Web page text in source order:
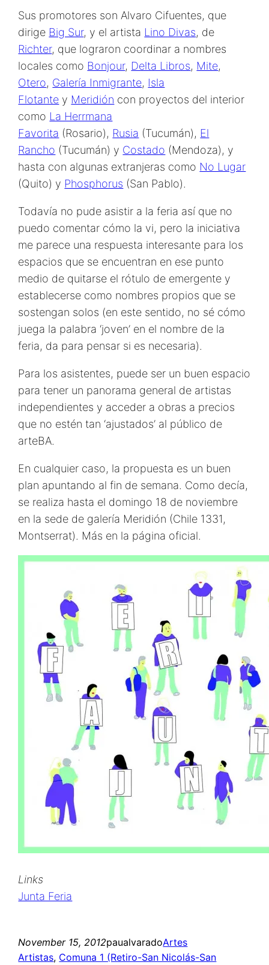
Sus promotores son Alvaro Cifuentes, que
dirige Big Sur, y el artista Lino Divas, de
Richter, que lograron coordinar a nombres
locales como Bonjour, Delta Libros, Mite,
Otero, Galería Inmigrante, Isla
Flotante y Meridión con proyectos del interior
como La Herrmana
Favorita (Rosario), Rusia (Tucumán), El
Rancho (Tucumán) y Costado (Mendoza), y
hasta con algunas extranjeras como No Lugar
(Quito) y Phosphorus (San Pablo).
Todavía no pude asistir a la feria así que no
puedo comentar cómo la vi, pero la iniciativa
me parece una respuesta interesante para los
espacios que se encuentran en ese punto
medio de quitarse el rótulo de emergente y
establecerse como nombres propios que se
sostengan solos (en este sentido, no sé cómo
juega la palabra ‘joven’ en el nombre de la
feria, da para pensar si es necesaria).
Para los asistentes, puede ser un buen espacio
para tener un panorama general de artistas
independientes y acceder a obras a precios
que no estén tan ‘ajustados’ al público de
arteBA.
En cualquier caso, la propuesta es un buen
plan apuntando al fin de semana. Como decía,
se realiza hasta el domingo 18 de noviembre
en la sede de galería Meridión (Chile 1331,
Montserrat). Más en la página oficial.
Links
Junta Feria
November 15, 2012paualvaradoArtes
Artistas, Comuna 1 (Retiro-San Nicolás-San